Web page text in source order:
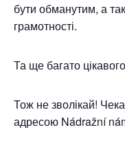
бути обманутим, а
грамотності.
Та ще багато
Тож не зволікай!
адресою Nádražní